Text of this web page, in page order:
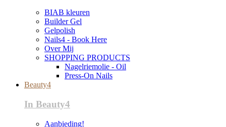
BIAB kleuren
Builder Gel
Gelpolish
Nails4 - Book Here
Over Mij
SHOPPING PRODUCTS
Nagelriemolie - Oil
Press-On Nails
Beauty4
In Beauty4
Aanbieding!